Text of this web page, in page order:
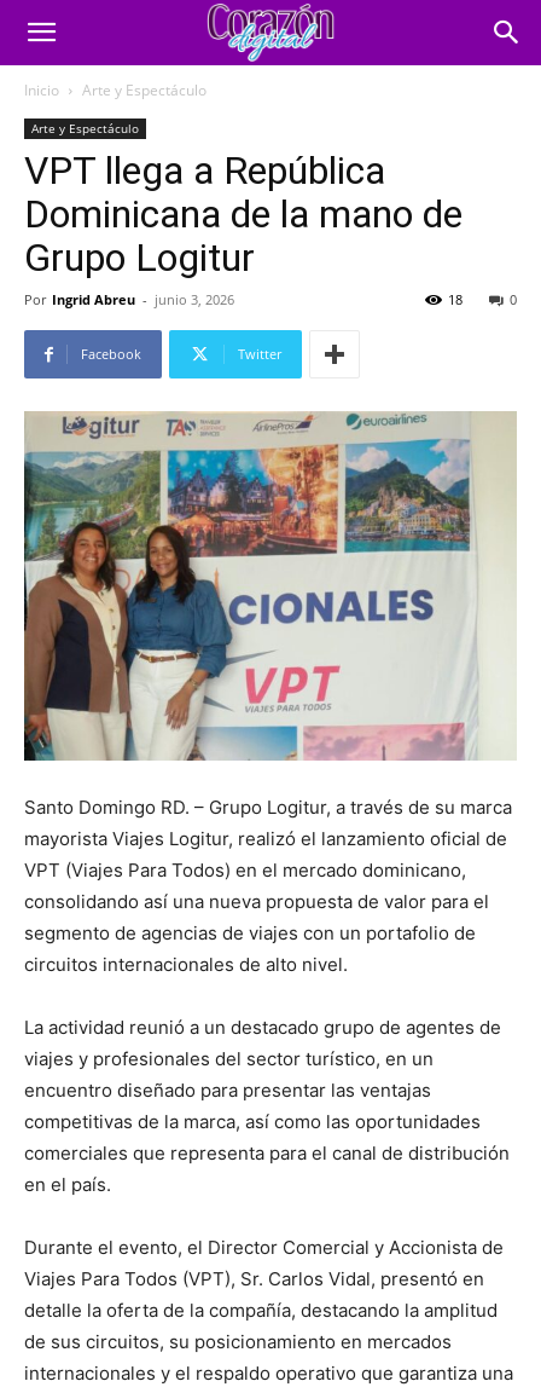
Inicio Arte y Espectáculo
Arte y Espectáculo
VPT llega a República
Dominicana de la mano de
Grupo Logitur
Por Ingrid Abreu - junio 3, 2026 0
18
Facebook Twitter
Santo Domingo RD. – Grupo Logitur, a través de su marca
mayorista Viajes Logitur, realizó el lanzamiento oficial de
VPT (Viajes Para Todos) en el mercado dominicano,
consolidando así una nueva propuesta de valor para el
segmento de agencias de viajes con un portafolio de
circuitos internacionales de alto nivel.
La actividad reunió a un destacado grupo de agentes de
viajes y profesionales del sector turístico, en un
encuentro diseñado para presentar las ventajas
competitivas de la marca, así como las oportunidades
comerciales que representa para el canal de distribución
en el país.
Durante el evento, el Director Comercial y Accionista de
Viajes Para Todos (VPT), Sr. Carlos Vidal, presentó en
detalle la oferta de la compañía, destacando la amplitud
de sus circuitos, su posicionamiento en mercados
internacionales y el respaldo operativo que garantiza una